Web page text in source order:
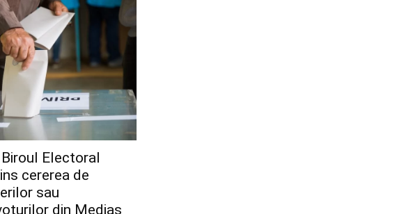
Electoral
cererea de
sau
din Mediaș